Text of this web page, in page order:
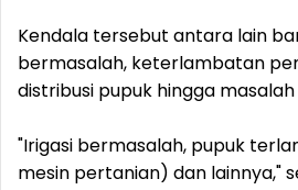
Kendala tersebut antara lain
bermasalah, keterlambatan
distribusi pupuk hingga
"Irigasi bermasalah, pupuk
mesin pertanian) dan lainnya,"